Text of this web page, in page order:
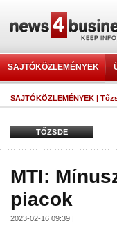
SAJTÓKÖZLEMÉNYEK
SAJTÓKÖZLEMÉNYEK |
TŐZSDE
MTI:
piacok
2023-02-16 09:39 |